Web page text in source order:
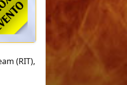
(RIT),